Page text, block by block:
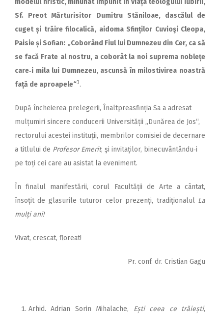
modelul hristic, minunat împlinit în viața teologului iubirii,
Sf. Preot Mărturisitor Dumitru Stăniloae, dascălul de
cuget și trăire filocalică, aidoma Sfinților Cuvioşi Cleopa,
Paisie și Sofian: „Coborând Fiul lui Dumnezeu din Cer, ca să
se facă Frate al nostru, a coborât la noi suprema noblețe
care‑i mila lui Dumnezeu, ascunsă în milostivirea noastră
față de aproapele“3.
După încheierea prelegerii, Înaltpreasfinția Sa a adresat
mulțumiri sincere conducerii Universității „Dunărea de Jos“,
rectorului acestei instituții, membrilor comisiei de decernare
a titlului de Profesor Emerit, şi invitaților, binecuvântându‑i
pe toți cei care au asistat la eveniment.
În finalul manifestării, corul Facultății de Arte a cântat,
însoțit de glasurile tuturor celor prezenți, tradiționalul La
mulți ani!
Vivat, crescat, floreat!
Pr. conf. dr. Cristian Gagu
Arhid. Adrian Sorin Mihalache, Ești ceea ce trăiești,